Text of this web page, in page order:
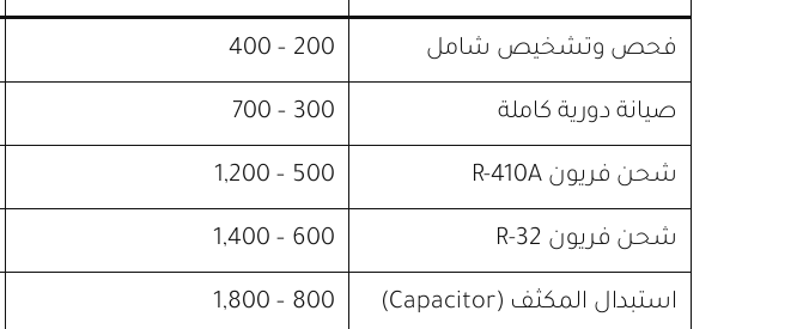
فحص وتشخيص شامل 200 – 400
صيانة دورية كاملة 300 – 700
شحن فريون R-410A 500 – 1,200
شحن فريون R-32 600 – 1,400
استبدال المكثف (Capacitor) 800 – 1,800